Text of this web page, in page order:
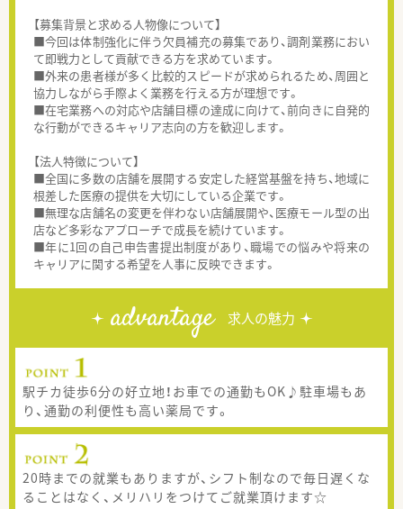
【募集背景と求める人物像について】
■今回は体制強化に伴う欠員補充の募集であり、調剤業務におい
て即戦力として貢献できる方を求めています。
■外来の患者様が多く比較的スピードが求められるため、周囲と
協力しながら手際よく業務を行える方が理想です。
■在宅業務への対応や店舗目標の達成に向けて、前向きに自発的
な行動ができるキャリア志向の方を歓迎します。
【法人特徴について】
■全国に多数の店舗を展開する安定した経営基盤を持ち、地域に
根差した医療の提供を大切にしている企業です。
■無理な店舗名の変更を伴わない店舗展開や、医療モール型の出
店など多彩なアプローチで成長を続けています。
■年に1回の自己申告書提出制度があり、職場での悩みや将来の
キャリアに関する希望を人事に反映できます。
advantage 求人の魅力
駅チカ徒歩6分の好立地！お車での通勤もOK♪駐車場もあ
り、通勤の利便性も高い薬局です。
20時までの就業もありますが、シフト制なので毎日遅くな
ることはなく、メリハリをつけてご就業頂けます☆